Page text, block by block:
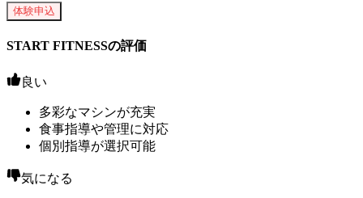
体験申込
START FITNESSの評価
良い
多彩なマシンが充実
食事指導や管理に対応
個別指導が選択可能
気になる